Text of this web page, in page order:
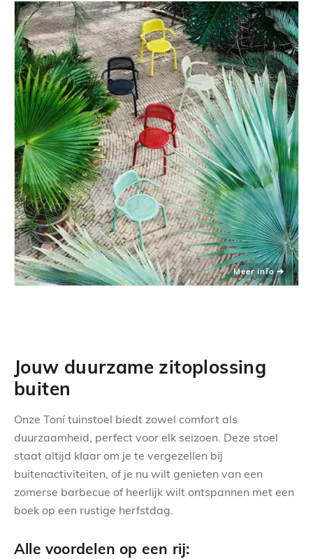
Jouw duurzame zitoplossing
buiten
Onze Toní tuinstoel biedt zowel comfort als
duurzaamheid, perfect voor elk seizoen. Deze stoel
staat altijd klaar om je te vergezellen bij
buitenactiviteiten, of je nu wilt genieten van een
zomerse barbecue of heerlijk wilt ontspannen met een
boek op een rustige herfstdag.
Alle voordelen op een rij: